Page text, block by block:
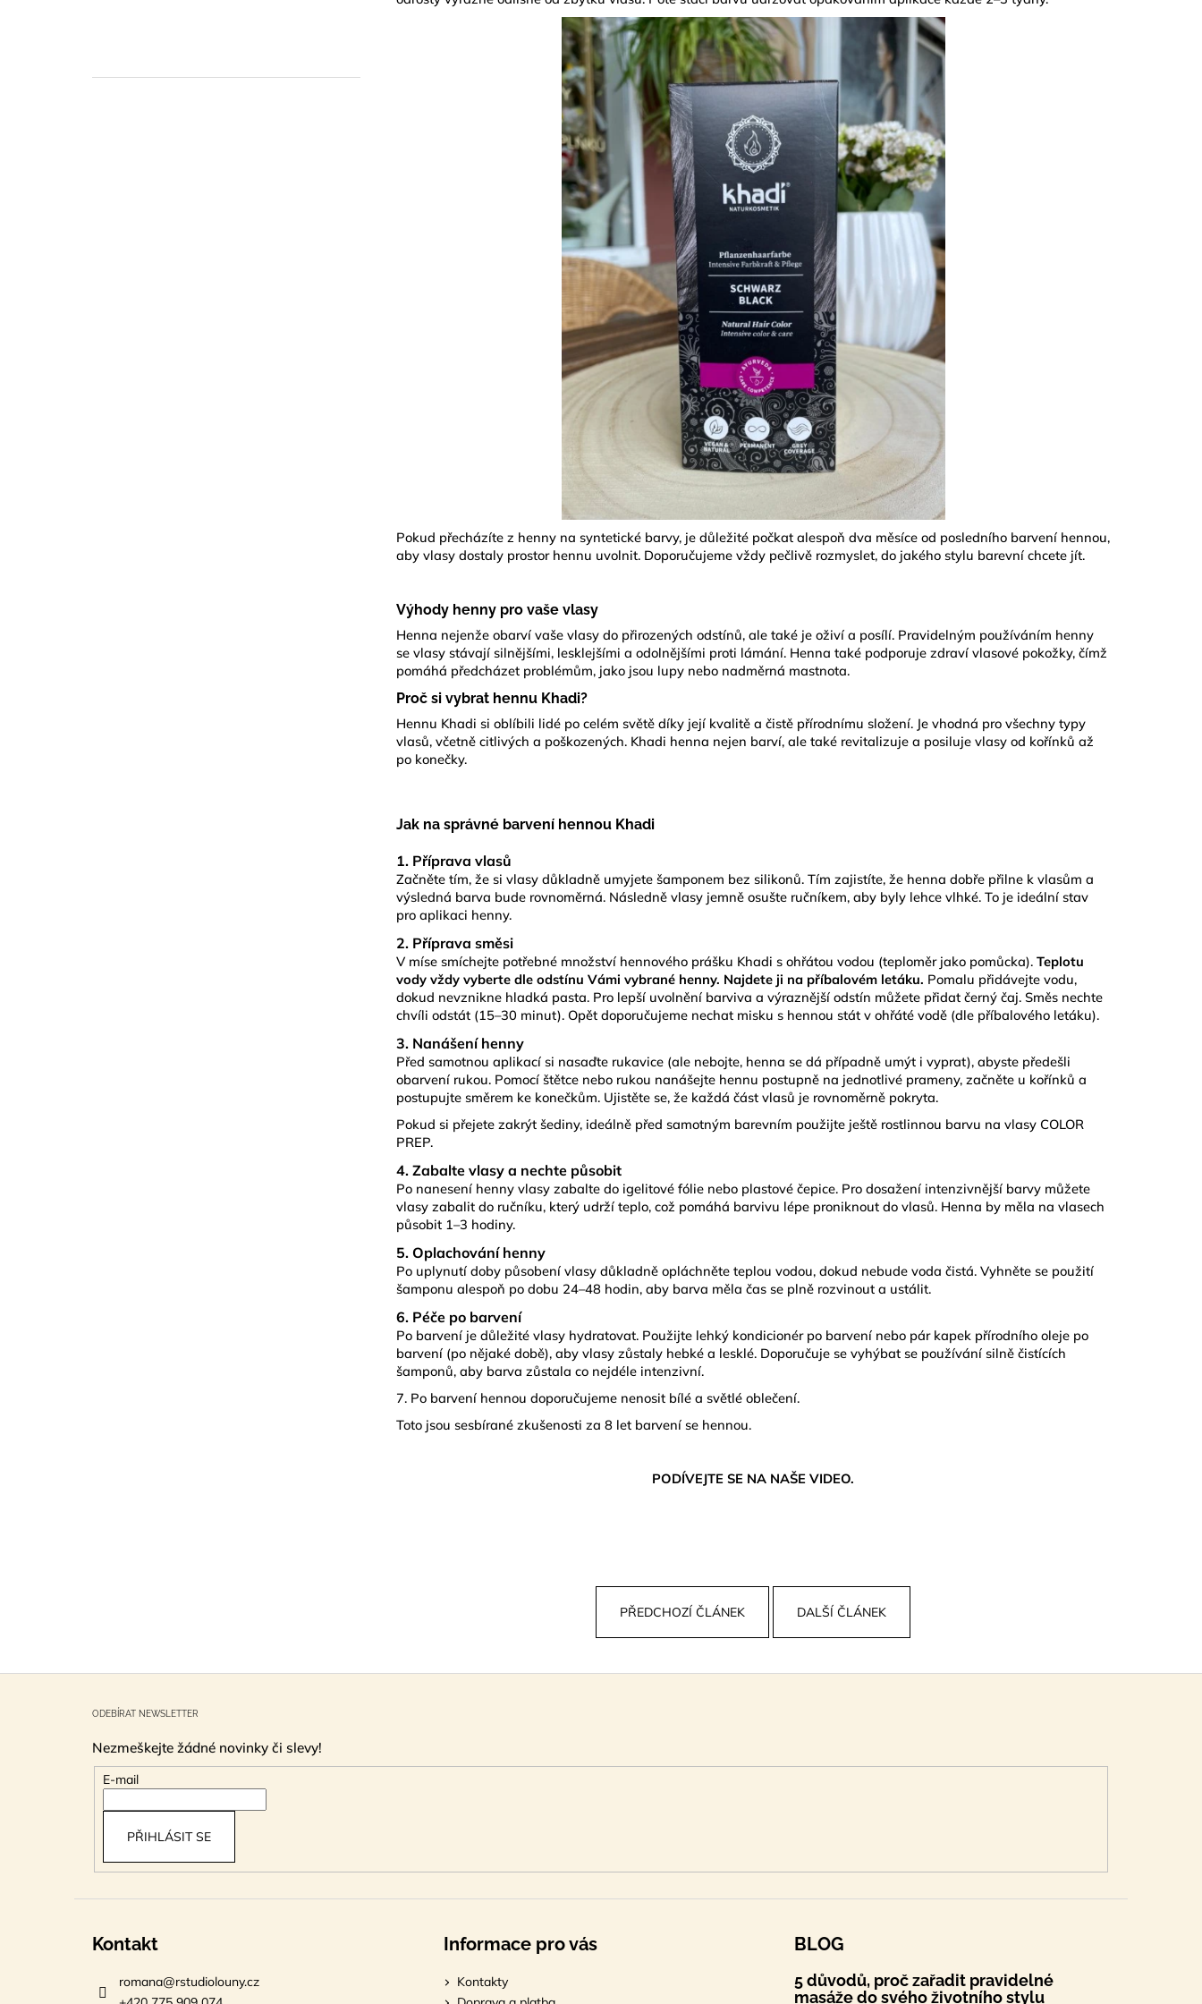
Pokud přecházíte z henny na syntetické barvy, je důležité počkat alespoň dva měsíce od posledního barvení hennou,
aby vlasy dostaly prostor hennu uvolnit. Doporučujeme vždy pečlivě rozmyslet, do jakého stylu barevní chcete jít.
Výhody henny pro vaše vlasy
Henna nejenže obarví vaše vlasy do přirozených odstínů, ale také je oživí a posílí. Pravidelným používáním henny
se vlasy stávají silnějšími, lesklejšími a odolnějšími proti lámání. Henna také podporuje zdraví vlasové pokožky, čímž
pomáhá předcházet problémům, jako jsou lupy nebo nadměrná mastnota.
Proč si vybrat hennu Khadi?
Hennu Khadi si oblíbili lidé po celém světě díky její kvalitě a čistě přírodnímu složení. Je vhodná pro všechny typy
vlasů, včetně citlivých a poškozených. Khadi henna nejen barví, ale také revitalizuje a posiluje vlasy od kořínků až
po konečky.
Jak na správné barvení hennou Khadi
1. Příprava vlasů
Začněte tím, že si vlasy důkladně umyjete šamponem bez silikonů. Tím zajistíte, že henna dobře přilne k vlasům a
výsledná barva bude rovnoměrná. Následně vlasy jemně osušte ručníkem, aby byly lehce vlhké. To je ideální stav
pro aplikaci henny.
2. Příprava směsi
V míse smíchejte potřebné množství hennového prášku Khadi s ohřátou vodou (teploměr jako pomůcka). Teplotu
vody vždy vyberte dle odstínu Vámi vybrané henny. Najdete ji na příbalovém letáku. Pomalu přidávejte vodu,
dokud nevznikne hladká pasta. Pro lepší uvolnění barviva a výraznější odstín můžete přidat černý čaj. Směs nechte
chvíli odstát (15–30 minut). Opět doporučujeme nechat misku s hennou stát v ohřáté vodě (dle příbalového letáku).
3. Nanášení henny
Před samotnou aplikací si nasaďte rukavice (ale nebojte, henna se dá případně umýt i vyprat), abyste předešli
obarvení rukou. Pomocí štětce nebo rukou nanášejte hennu postupně na jednotlivé prameny, začněte u kořínků a
postupujte směrem ke konečkům. Ujistěte se, že každá část vlasů je rovnoměrně pokryta.
Pokud si přejete zakrýt šediny, ideálně před samotným barevním použijte ještě rostlinnou barvu na vlasy COLOR
PREP.
4. Zabalte vlasy a nechte působit
Po nanesení henny vlasy zabalte do igelitové fólie nebo plastové čepice. Pro dosažení intenzivnější barvy můžete
vlasy zabalit do ručníku, který udrží teplo, což pomáhá barvivu lépe proniknout do vlasů. Henna by měla na vlasech
působit 1–3 hodiny.
5. Oplachování henny
Po uplynutí doby působení vlasy důkladně opláchněte teplou vodou, dokud nebude voda čistá. Vyhněte se použití
šamponu alespoň po dobu 24–48 hodin, aby barva měla čas se plně rozvinout a ustálit.
6. Péče po barvení
Po barvení je důležité vlasy hydratovat. Použijte lehký kondicionérpo barvení nebo pár kapek přírodního oleje po
barvení (po nějaké době), aby vlasy zůstaly hebké a lesklé. Doporučuje se vyhýbat se používání silně čistících
šamponů, aby barva zůstala co nejdéle intenzivní.
7. Po barvení hennou doporučujeme nenosit bílé a světlé oblečení.
Toto jsou sesbírané zkušenosti za 8 let barvení se hennou.
PODÍVEJTE SE NA NAŠE VIDEO.
PŘEDCHOZÍ ČLÁNEK DALŠÍ ČLÁNEK
ODEBÍRAT NEWSLETTER
Nezmeškejte žádné novinky či slevy!
E-mail
PŘIHLÁSIT SE
Kontakt
romana@rstudiolouny.cz
Informace pro vás
Kontakty
BLOG
5 důvodů, proč zařadit pravidelné
masáže do svého životního stylu